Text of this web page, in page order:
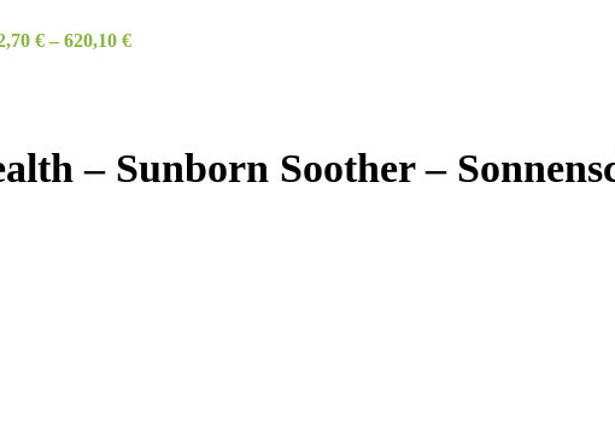
€ – 620,10 €
– Sunborn Soother –